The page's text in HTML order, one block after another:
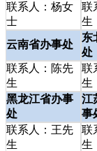
联系人：杨女
士
联
生
云南省办事处
东
处
联系人：陈先
生
联
生
黑龙江省办事
处
江
事
联系人：王先
生
联
生